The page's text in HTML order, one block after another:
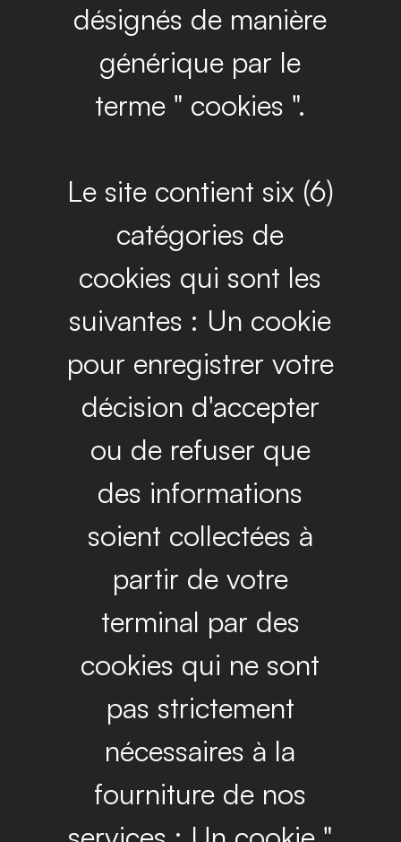
désignés de manière
générique par le
terme " cookies ".
Le site contient six (6)
catégories de
cookies qui sont les
suivantes : Un cookie
pour enregistrer votre
décision d'accepter
ou de refuser que
des informations
soient collectées à
partir de votre
terminal par des
cookies qui ne sont
pas strictement
nécessaires à la
fourniture de nos